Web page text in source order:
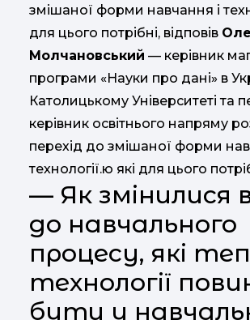
змішаної форми навчання і
для цього потрібні, відповів
Молчановський — керівник
програми «Науки про дані» в
Католицькому Університеті та
керівник освітнього напряму
перехід до змішаної форми
технології.ю які для цього
— Як змінилися
до навчального
процесу, які
технології
бути у